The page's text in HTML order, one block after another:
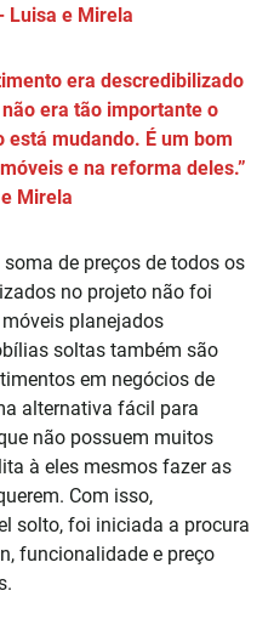
Luisa e Mirela
era descredibilizado
era tão importante o
mudando. É um bom
e na reforma deles.”
Mirela
de preços de todos os
no projeto não foi
planejados
soltas também são
em negócios de
alternativa fácil para
não possuem muitos
à eles mesmos fazer as
Com isso,
solto, foi iniciada a procura
funcionalidade e preço